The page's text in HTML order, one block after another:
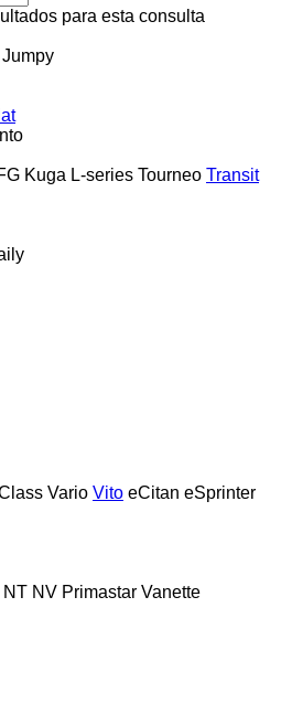
para esta consulta
Jumpy
Kuga L-series Tourneo Transit
Vario Vito eCitan eSprinter
NT NV Primastar Vanette